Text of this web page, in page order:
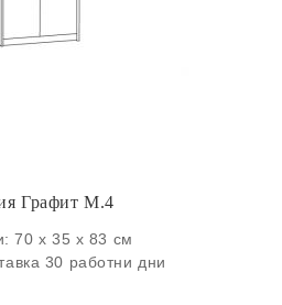
Графит M.4
70 х 35 х 83 см
30 работни дни